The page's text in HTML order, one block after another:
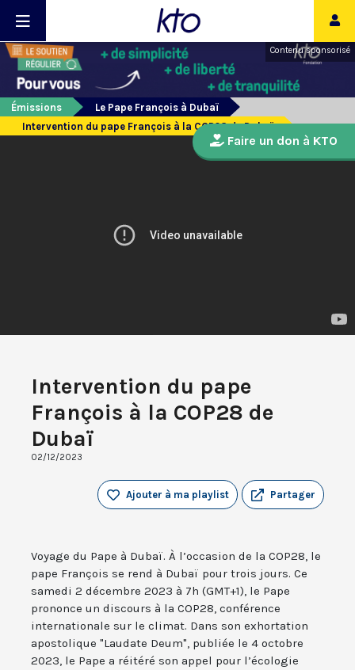
Contenu sponsorisé
Émissions
Le Pape François à Dubaï
Intervention du pape François à la COP28 de Dubaï
Intervention du pape
François à la COP28 de
Dubaï
02/12/2023
Partager
Ajouter à ma playlist
Voyage du Pape à Dubaï. À l’occasion de la COP28, le
pape François se rend à Dubaï pour trois jours. Ce
samedi 2 décembre 2023 à 7h (GMT+1), le Pape
prononce un discours à la COP28, conférence
internationale sur le climat. Dans son exhortation
apostolique "Laudate Deum", publiée le 4 octobre
2023, le Pape a réitéré son appel pour l’écologie
Faire un don à KTO